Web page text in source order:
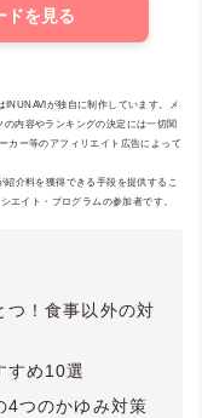
ドを見る
が独自に制作しています。メ
内容やランキングの決定には一切関
カー等のアフィリエイト広告によって
介料を獲得できる手段を提供するこ
エイト・プログラムの参加者です。
つ！食事以外の対
すめ10選
4つのかゆみ対策